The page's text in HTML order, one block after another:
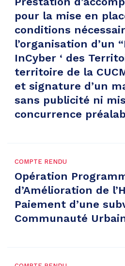
pour la mise en
conditions
l’organisation d’un
InCyber ‘ des
territoire de la
et signature d’un
sans publicité ni
concurrence
COMPTE RENDU
Opération
d’Amélioration de
Paiement d’une
Communauté